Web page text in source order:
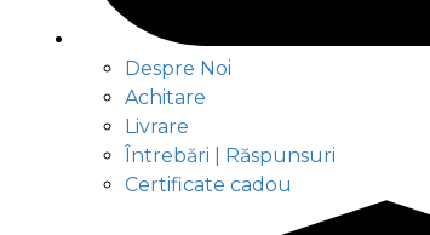
Despre Noi
Achitare
Livrare
Întrebări | Răspunsuri
Certificate cadou